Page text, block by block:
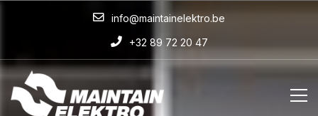
info@maintainelektro.be
+32 89 72 20 47